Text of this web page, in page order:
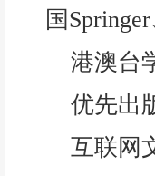
国
港澳台
优先出
互联网